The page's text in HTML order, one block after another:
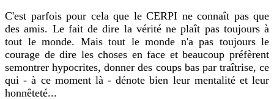
C'est parfois pour cela que le CERPI ne connaît pas que
des amis. Le fait de dire la vérité ne plaît pas toujours à
tout le monde. Mais tout le monde n'a pas toujours le
courage de dire les choses en face et beaucoup préfèrent
semontrer hypocrites, donner des coups bas par traîtrise, ce
qui - à ce moment là - dénote bien leur mentalité et leur
honnêteté...